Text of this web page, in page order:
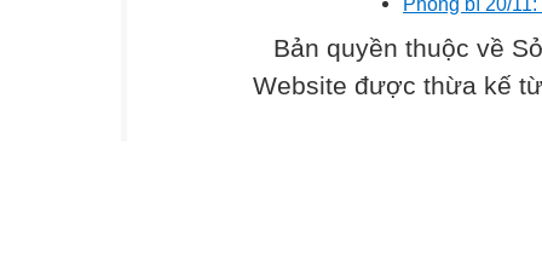
Bản quyền thuộc về
Website được thừa kế